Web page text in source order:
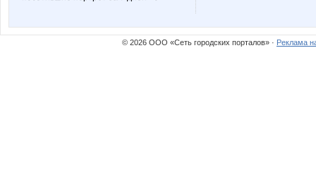
© 2026 ООО «Сеть городских порталов» · Реклама